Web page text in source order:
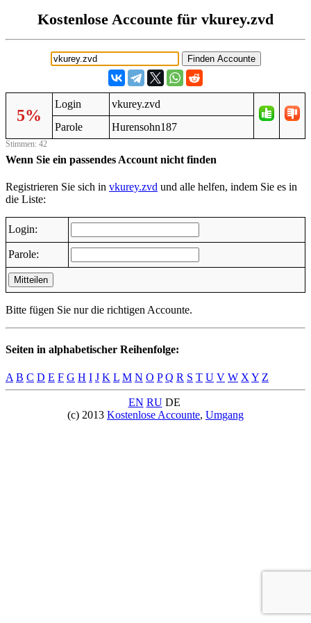
Kostenlose Accounte für vkurey.zvd
5%
Login
vkurey.zvd
Parole
Hurensohn187
Stimmen: 42
Wenn Sie ein passendes Account nicht finden
Registrieren Sie sich in vkurey.zvd und alle helfen, indem Sie es in
die Liste:
Login:
Parole:
Mitteilen
Bitte fügen Sie nur die richtigen Accounte.
Seiten in alphabetischer Reihenfolge:
A B C D E F G H I J K L M N O P Q R S T U V W X Y Z
EN RUDE
(c) 2013 Kostenlose Accounte, Umgang